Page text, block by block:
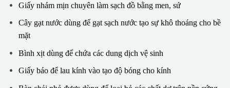
Giấy nhám mịn chuyên làm sạch đồ bằng men, sứ
Cây gạt nước dùng để gạt sạch nước tạo sự khô thoáng cho bề
mặt
Bình xịt dùng để chứa các dung dịch vệ sinh
Giấy báo để lau kính vào tạo độ bóng cho kính